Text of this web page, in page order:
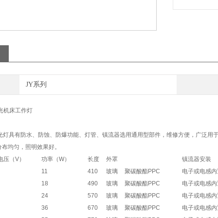
JY系列
机床工作灯
有防水、防蚀、防爆功能、灯管、镇流器选用通用型部件，维修方便，广泛用
均匀，照明效果好。
压（V）
功率（W） 长度 外罩
镇流器安装
11
410 玻璃 聚碳酸酯PPC
电子或电感
18
490 玻璃 聚碳酸酯PPC
电子或电感
24
570 玻璃 聚碳酸酯PPC
电子或电感
36
670 玻璃 聚碳酸酯PPC
电子或电感